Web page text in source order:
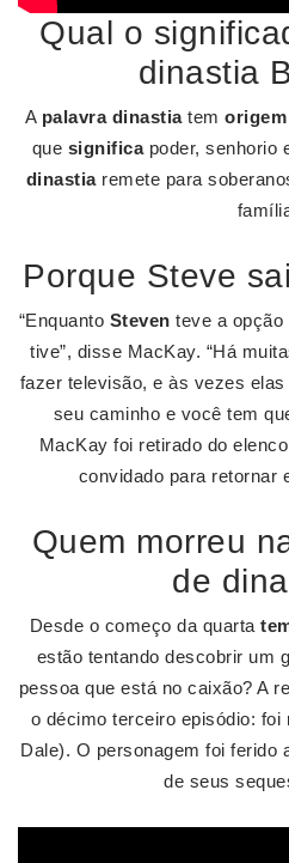
Qual o
dinastia
A palavra dinastiatemorigem
que significapoder, senhorio
dinastiaremete para
Porque Steve
“Enquanto Steven teve a opção
tive”, disse MacKay. “Há
fazer televisão, e às vezes
seu caminho e você tem
MacKay foi retirado do
convidado para retornar
Quem morreu
de
Desde o começo da quarta
estão tentando descobrir um
pessoa que está no caixão? A
o décimo terceiro episódio: foi
Dale). O personagem foi ferido
de seus